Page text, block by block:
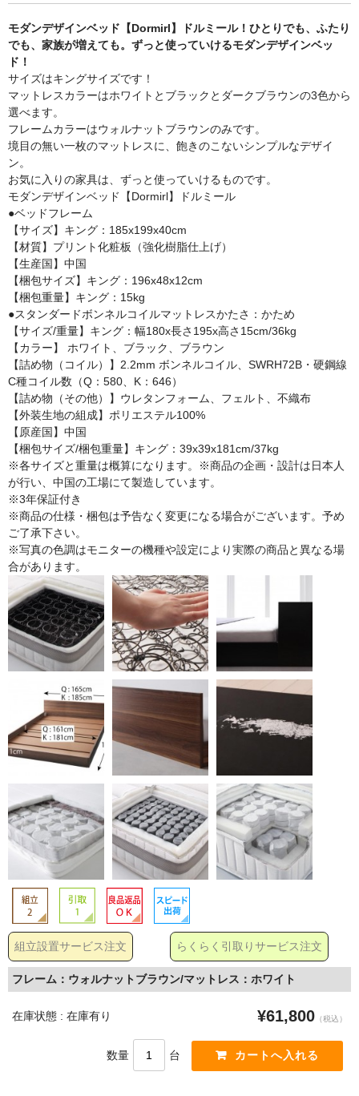
モダンデザインベッド【Dormirl】ドルミール！ひとりでも、ふたり
でも、家族が増えても。ずっと使っていけるモダンデザインベッ
ド！
サイズはキングサイズです！
マットレスカラーはホワイトとブラックとダークブラウンの3色から
選べます。
フレームカラーはウォルナットブラウンのみです。
境目の無い一枚のマットレスに、飽きのこないシンプルなデザイ
ン。
お気に入りの家具は、ずっと使っていけるものです。
モダンデザインベッド【Dormirl】ドルミール
●ベッドフレーム
【サイズ】キング：185x199x40cm
【材質】プリント化粧板（強化樹脂仕上げ）
【生産国】中国
【梱包サイズ】キング：196x48x12cm
【梱包重量】キング：15kg
●スタンダードボンネルコイルマットレスかたさ：かため
【サイズ/重量】キング：幅180x長さ195x高さ15cm/36kg
【カラー】 ホワイト、ブラック、ブラウン
【詰め物（コイル）】2.2mm ボンネルコイル、SWRH72B・硬鋼線
C種コイル数（Q：580、K：646）
【詰め物（その他）】ウレタンフォーム、フェルト、不織布
【外装生地の組成】ポリエステル100%
【原産国】中国
【梱包サイズ/梱包重量】キング：39x39x181cm/37kg
※各サイズと重量は概算になります。※商品の企画・設計は日本人
が行い、中国の工場にて製造しています。
※3年保証付き
※商品の仕様・梱包は予告なく変更になる場合がございます。予め
ご了承下さい。
※写真の色調はモニターの機種や設定により実際の商品と異なる場
合があります。
らくらく引取りサービス注文
組立設置サービス注文
フレーム：ウォルナットブラウン/マットレス：ホワイト
在庫状態 : 在庫有り ¥61,800 （税込）
数量 台